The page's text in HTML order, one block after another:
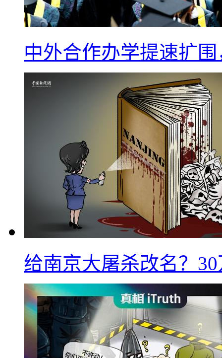
中外合作办学提速扩
给南京大屠杀改名？